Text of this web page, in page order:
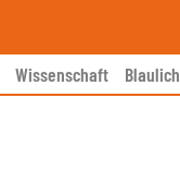
Wissenschaft